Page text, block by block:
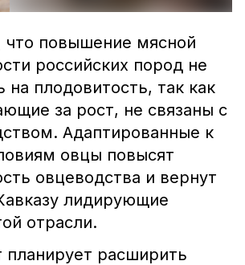
что повышение мясной
российских пород не
на плодовитость, так как
за рост, не связаны с
Адаптированные к
овцы повысят
овцеводства и вернут
лидирующие
отрасли.
планирует расширить